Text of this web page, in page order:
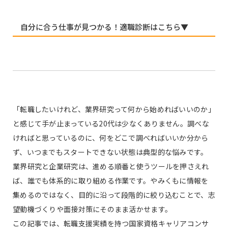
自分に合う仕事が見つかる！適職診断はこちら▼
「転職したいけれど、業界研究って何から始めればいいのか」
と感じて手が止まっている20代は少なくありません。調べな
ければと思っているのに、何をどこで調べればいいか分から
ず、いつまでもスタートできない状態は典型的な悩みです。
業界研究と企業研究は、進める順番と使うツールを押さえれ
ば、誰でも体系的に取り組める作業です。やみくもに情報を
集めるのではなく、目的に沿って段階的に絞り込むことで、志
望動機づくりや面接対策にそのまま活かせます。
この記事では、転職支援実績を持つ国家資格キャリアコンサ